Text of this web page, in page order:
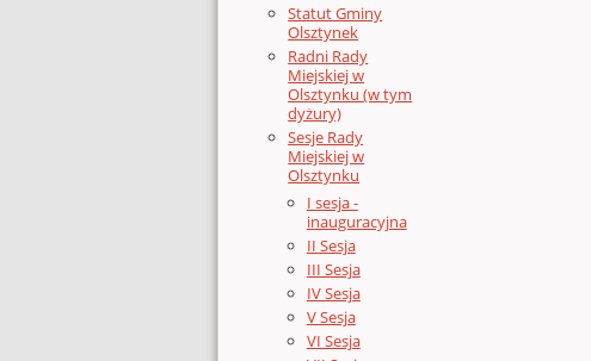
Statut Gminy
Olsztynek
Radni Rady
Miejskiej w
Olsztynku (w tym
dyżury)
Sesje Rady
Miejskiej w
Olsztynku
I sesja -
inauguracyjna
II Sesja
III Sesja
IV Sesja
V Sesja
VI Sesja